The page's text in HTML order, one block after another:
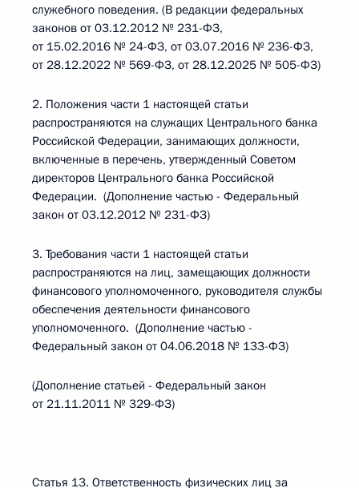
служебного поведения. (В редакции федеральных
законов от 03.12.2012 № 231-ФЗ,
от 15.02.2016 № 24-ФЗ, от 03.07.2016 № 236-ФЗ,
от 28.12.2022 № 569-ФЗ, от 28.12.2025 № 505-ФЗ)
2. Положения части 1 настоящей статьи
распространяются на служащих Центрального банка
Российской Федерации, занимающих должности,
включенные в перечень, утвержденный Советом
директоров Центрального банка Российской
Федерации. (Дополнение частью - Федеральный
закон от 03.12.2012 № 231-ФЗ)
3. Требования части 1 настоящей статьи
распространяются на лиц, замещающих должности
финансового уполномоченного, руководителя службы
обеспечения деятельности финансового
уполномоченного. (Дополнение частью -
Федеральный закон от 04.06.2018 № 133-ФЗ)
(Дополнение статьей - Федеральный закон
от 21.11.2011 № 329-ФЗ)
Статья 13. Ответственность физических лиц за